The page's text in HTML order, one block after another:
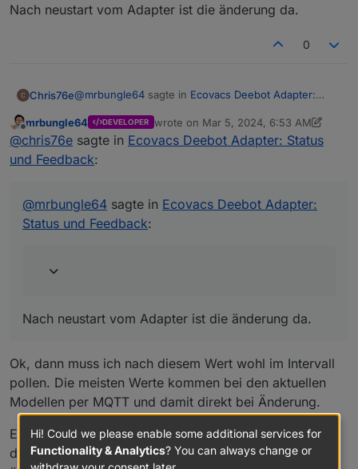
erst wenn ich das Fenster Intelligente
und dann wieder da rein gehe
Das ist meiner Erfahrung nach meistens so in der
angezeigt bekommt, wenn man die View
ausgewählt wurde
Ok, schaue ich mir noch mal an
zusätzlich aufgefallen
Adapter wird der aktuelle Wert von
control.extended.washInterval angezeigt
Das ebenfalls
Nach neustart vom Adapter ist die änderung da.
0
Chris76e@mrbungle64 sagte in Ecovacs Deebot Adapter:
control.extended.washInterval
Nach neustart vom Adapter ist die änderung da.
Offline
mrbungle64 DEVELOPER wrote on Mar 5, 2024, 6:53 AM
last edited by mrbungle64Mar 5, 2024,
@chris76e sagte in Ecovacs Deebot Adapter: Status
und Feedback:
@mrbungle64 sagte in Ecovacs Deebot Adapter:
Status und Feedback:
Nach neustart vom Adapter ist die änderung da.
Ok, dann muss ich nach diesem Wert wohl im Intervall
pollen. Die meisten Werte kommen bei den aktuellen
Modellen per MQTT und damit direkt bei Änderung.
Edit/Anmerkung: Bei meinem X1 Turbo wird der Wert
direkt bei Änderung per App in den Datenpunkt
Hi! Could we please enable some additional services for
Functionality & Analytics? You can always change or